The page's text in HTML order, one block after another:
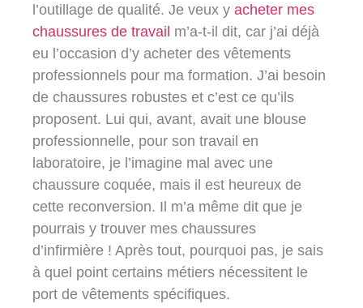
l’outillage de qualité. Je veux y acheter mes
chaussures de travail m’a-t-il dit, car j’ai déjà
eu l’occasion d’y acheter des vêtements
professionnels pour ma formation. J’ai besoin
de chaussures robustes et c’est ce qu’ils
proposent. Lui qui, avant, avait une blouse
professionnelle, pour son travail en
laboratoire, je l’imagine mal avec une
chaussure coquée, mais il est heureux de
cette reconversion. Il m’a même dit que je
pourrais y trouver mes chaussures
d’infirmière ! Après tout, pourquoi pas, je sais
à quel point certains métiers nécessitent le
port de vêtements spécifiques.